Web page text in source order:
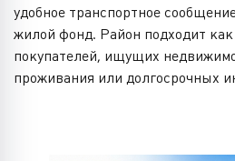
удобное транспортное
жилой фонд. Район подходит
покупателей, ищущих
проживания или долгосрочных